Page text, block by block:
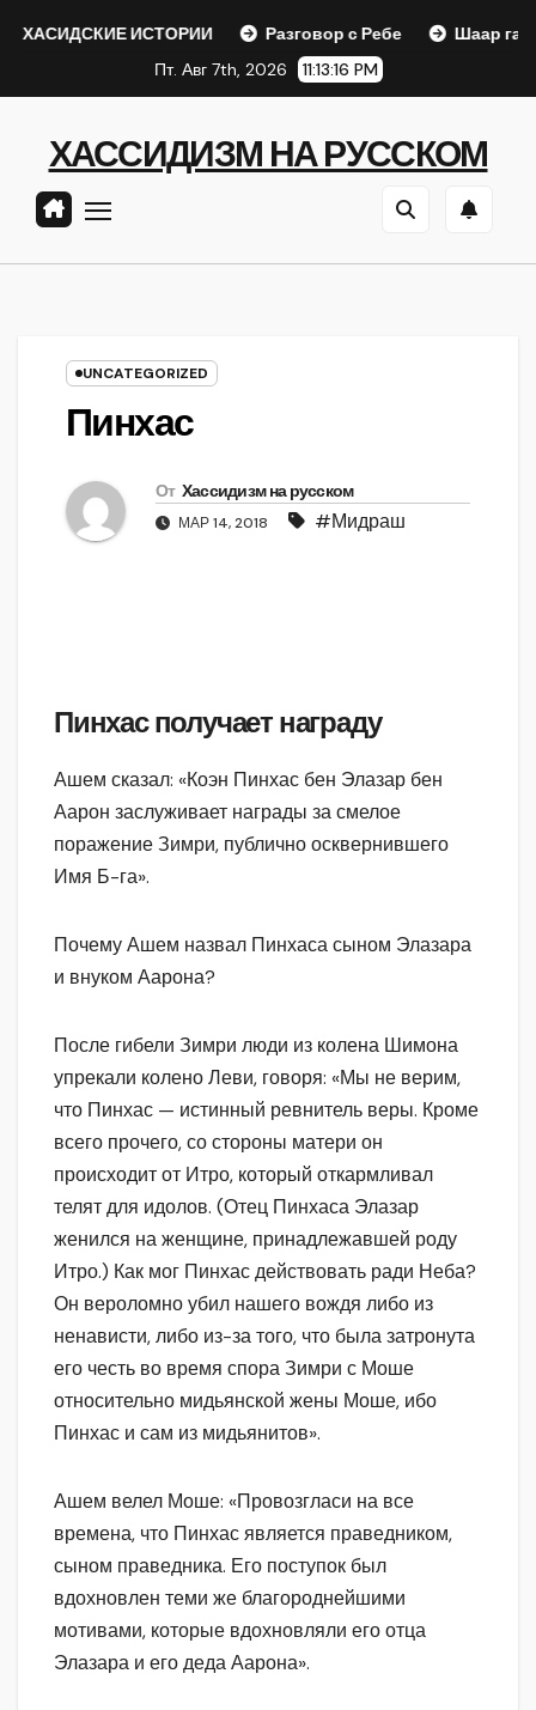
ИСТОРИИ Разговор с Ребе
Шаар гайихуд гл. 1
Пт. Авг 7th, 2026
11:13:17 PM
ХАССИДИЗМ НА РУССКОМ
UNCATEGORIZED
Пинхас
От Хассидизм на русском
МАР 14, 2018 #Мидраш
Пинхас получает награду
Ашем сказал: «Коэн Пинхас бен Элазар бен
Аарон заслуживает награды за смелое
поражение Зимри, публично осквернившего
Имя Б-га».
Почему Ашем назвал Пинхаса сыном Элазара
и внуком Аарона?
После гибели Зимри люди из колена Шимона
упрекали колено Леви, говоря: «Мы не верим,
что Пинхас — истинный ревнитель веры. Кроме
всего прочего, со стороны матери он
происходит от Итро, который откармливал
телят для идолов. (Отец Пинхаса Элазар
женился на женщине, принадлежавшей роду
Итро.) Как мог Пинхас действовать ради Неба?
Он вероломно убил нашего вождя либо из
ненависти, либо из-за того, что была затронута
его честь во время спора Зимри с Моше
относительно мидьянской жены Моше, ибо
Пинхас и сам из мидьянитов».
Ашем велел Моше: «Провозгласи на все
времена, что Пинхас является праведником,
сыном праведника. Его поступок был
вдохновлен теми же благороднейшими
мотивами, которые вдохновляли его отца
Элазара и его деда Аарона».